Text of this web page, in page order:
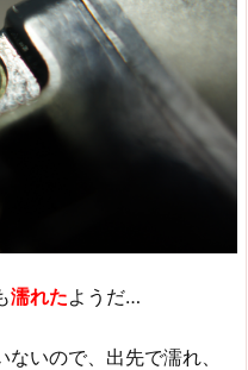
濡れたようだ…
いので、出先で濡れ、